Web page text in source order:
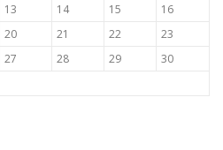
13 14 15
16
20 21 22
23
27 28 29
30